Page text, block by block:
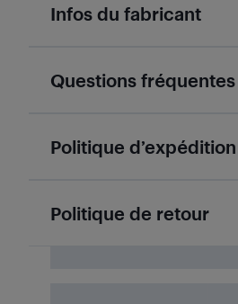
Infos du fabricant
Questions fréquentes
Politique d’expédition
Politique de retour